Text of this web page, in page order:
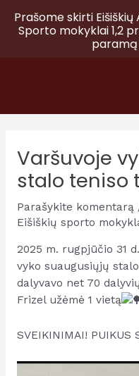
Varšuvoje
stalo teniso
Parašykite komentarą
Eišiškių sporto
2025 m. rugpjūčio 31
vyko suaugusiųjų
dalyvavo net 70
Frizel užėmė 1 vietą
SVEIKINIMAI! PUIKUS
Prašome skirti Eišiškių
Sporto mokyklai 1,2
paramą